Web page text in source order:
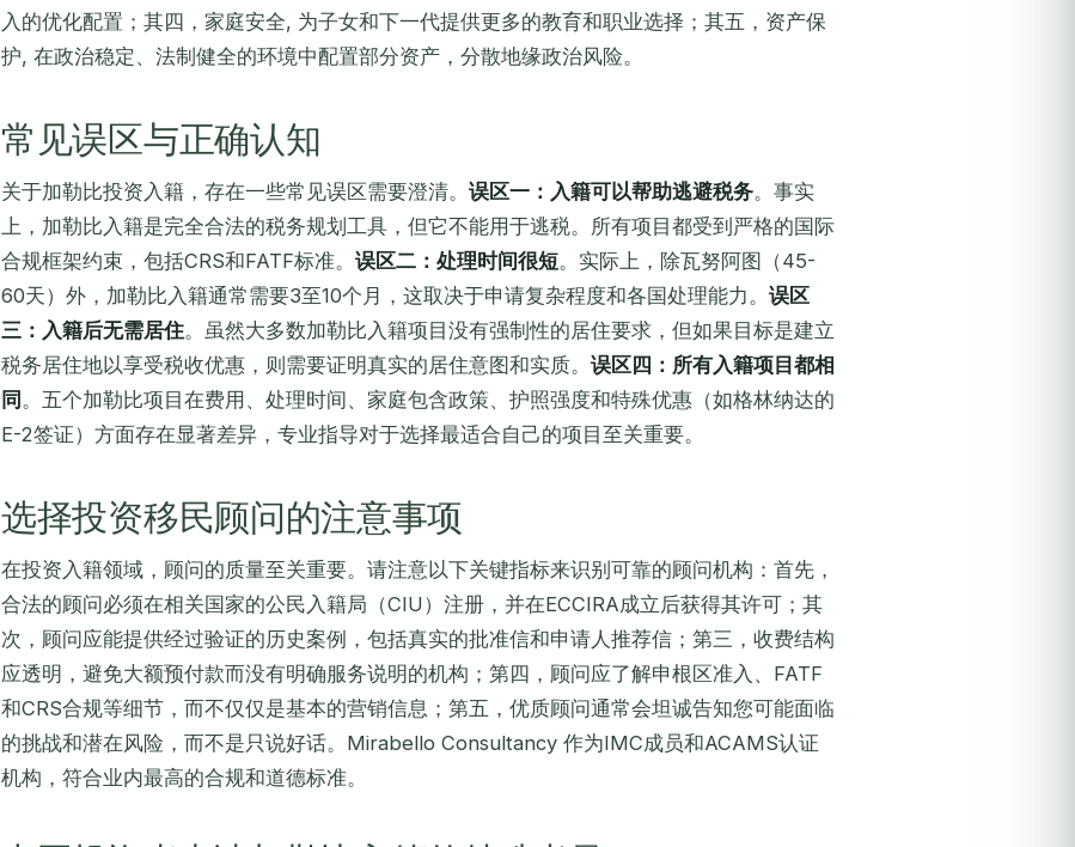
入的优化配置；其四，家庭安全, 为子女和下一代提供更多的教育和职业选择；其五，资产保
护, 在政治稳定、法制健全的环境中配置部分资产，分散地缘政治风险。
常见误区与正确认知
关于加勒比投资入籍，存在一些常见误区需要澄清。 误区一：入籍可以帮助逃避税务。事实
上，加勒比入籍是完全合法的税务规划工具，但它不能用于逃税。所有项目都受到严格的国际
合规框架约束，包括CRS和FATF标准。 误区二：处理时间很短。实际上，除瓦努阿图（45-
60天）外，加勒比入籍通常需要3至10个月，这取决于申请复杂程度和各国处理能力。 误区
三：入籍后无需居住。虽然大多数加勒比入籍项目没有强制性的居住要求，但如果目标是建立
税务居住地以享受税收优惠，则需要证明真实的居住意图和实质。 误区四：所有入籍项目都相
同 。五个加勒比项目在费用、处理时间、家庭包含政策、护照强度和特殊优惠（如格林纳达的
E-2签证）方面存在显著差异，专业指导对于选择最适合自己的项目至关重要。
选择投资移民顾问的注意事项
在投资入籍领域，顾问的质量至关重要。请注意以下关键指标来识别可靠的顾问机构：首先，
合法的顾问必须在相关国家的公民入籍局（CIU）注册，并在ECCIRA成立后获得其许可；其
次，顾问应能提供经过验证的历史案例，包括真实的批准信和申请人推荐信；第三，收费结构
应透明，避免大额预付款而没有明确服务说明的机构；第四，顾问应了解申根区准入、FATF
和CRS合规等细节，而不仅仅是基本的营销信息；第五，优质顾问通常会坦诚告知您可能面临
的挑战和潜在风险，而不是只说好话。Mirabello Consultancy 作为IMC成员和ACAMS认证
机构，符合业内最高的合规和道德标准。